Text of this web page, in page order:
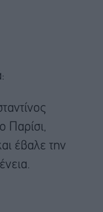
Παρίσι,
έβαλε την